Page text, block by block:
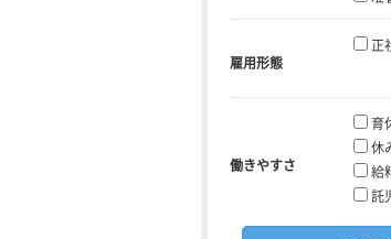
雇用形態
正
働きやすさ
育
休
給
託